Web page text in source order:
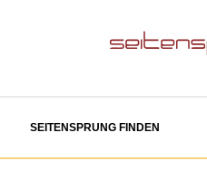
SEITENSPRUNG FINDEN